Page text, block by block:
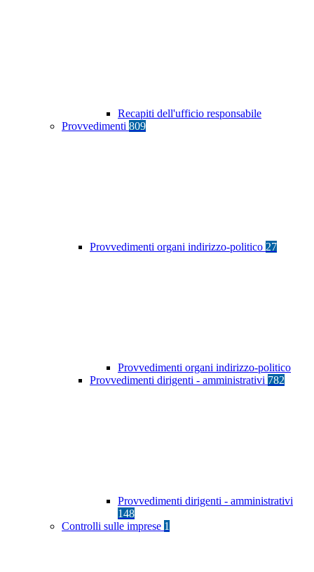
Recapiti dell'ufficio responsabile
Provvedimenti 809
Provvedimenti organi indirizzo-politico 27
Provvedimenti organi indirizzo-politico
Provvedimenti dirigenti - amministrativi 782
Provvedimenti dirigenti - amministrativi
148
Controlli sulle imprese 1